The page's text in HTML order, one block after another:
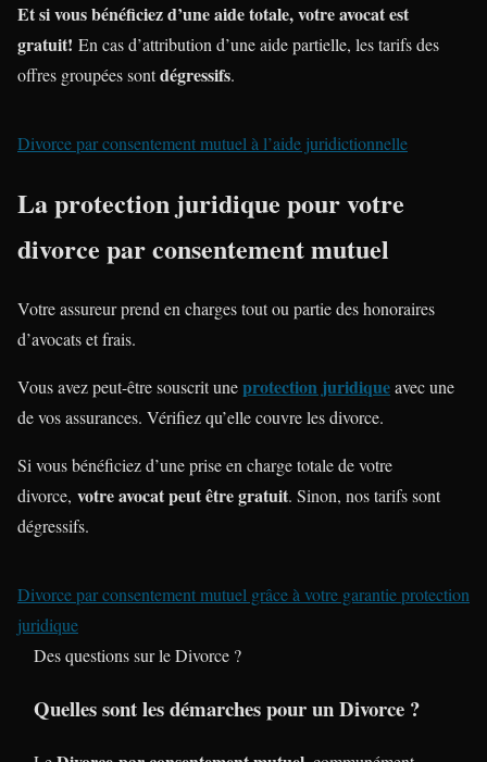
Et si vous bénéficiez d’une aide totale, votre avocat est
gratuit! En cas d’attribution d’une aide partielle, les tarifs des
offres groupées sontdégressifs.
Divorce par consentement mutuel à l’aide juridictionnelle
La protection juridique pour votre
divorce par consentement mutuel
Votre assureur prend en charges tout ou partie des honoraires
d’avocats et frais.
Vous avez peut-être souscrit uneprotection juridiqueavec une
de vos assurances. Vérifiez qu’elle couvre les divorce.
Si vous bénéficiez d’une prise en charge totale de votre
divorce, votre avocat peut être gratuit. Sinon, nos tarifs sont
dégressifs.
Divorce par consentement mutuel grâce à votre garantie protection
juridique
Des questions sur le Divorce ?
Quelles sont les démarches pour un Divorce ?